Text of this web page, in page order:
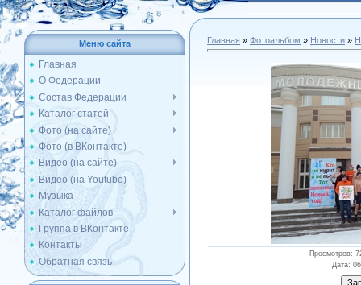
Меню сайта
Главная
О Федерации
Состав Федерации
Каталог статей
Фото (на сайте)
Фото (в ВКонтакте)
Видео (на сайте)
Видео (на Youtube)
Музыка
Каталог файлов
Группа в ВКонтакте
Контакты
Обратная связь
Главная » Фотоальбом » Новости »
Просмотров:
Дата: